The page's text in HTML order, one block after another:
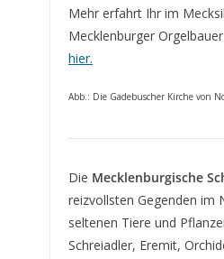
Mehr erfahrt Ihr im
Mecklenburger
hier.
Abb.: Die Gadebuscher Kirche von
Die Mecklenburgische
reizvollsten Gegenden im
seltenen Tiere und
Schreiadler, Eremit,